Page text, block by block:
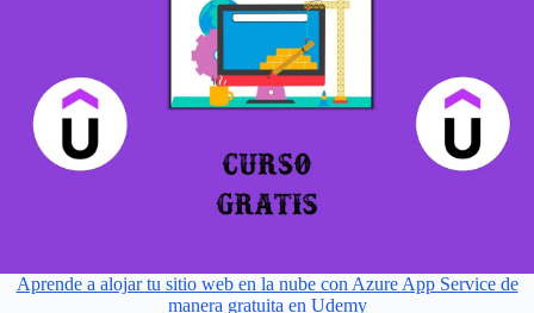
Aprende a alojar tu sitio web en la nube con Azure App Service de
manera gratuita en Udemy